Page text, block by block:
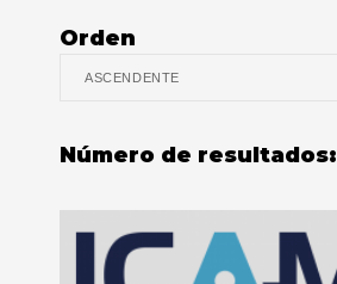
Orden
Número de resultados: